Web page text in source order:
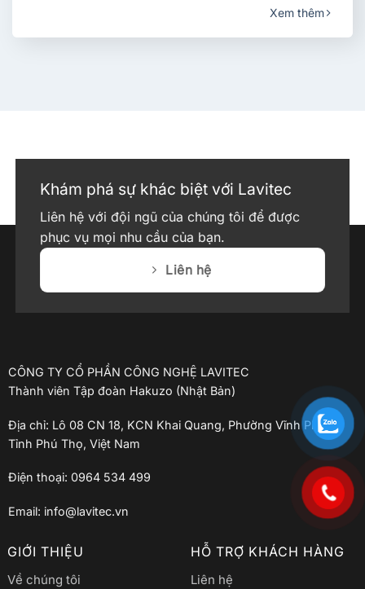
Xem thêm
Khám phá sự khác biệt với Lavitec
Liên hệ với đội ngũ của chúng tôi để được
phục vụ mọi nhu cầu của bạn.
Liên hệ
CÔNG TY CỔ PHẦN CÔNG NGHỆ LAVITEC
Thành viên Tập đoàn Hakuzo (Nhật Bản)
Địa chỉ: Lô 08 CN 18, KCN Khai Quang, Phường Vĩnh Phúc,
Tỉnh Phú Thọ, Việt Nam
Điện thoại: 0964 534 499
Email: info@lavitec.vn
GIỚI THIỆU
Về chúng tôi
HỖ TRỢ KHÁCH HÀNG
Liên hệ